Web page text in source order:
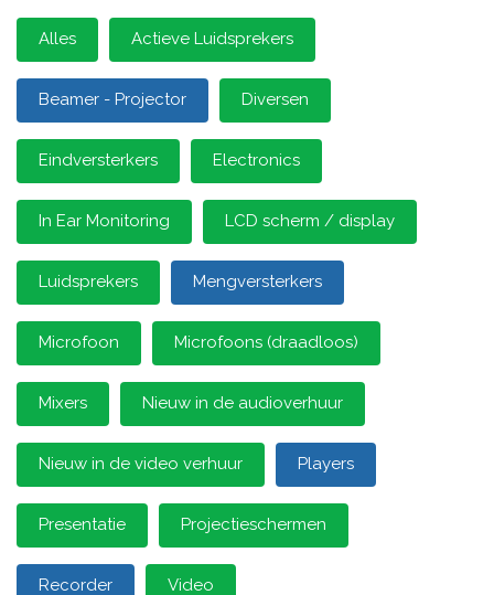
Alles Actieve Luidsprekers
Beamer - Projector Diversen
Eindversterkers Electronics
In Ear Monitoring LCD scherm / display
Luidsprekers Mengversterkers
Microfoon Microfoons (draadloos)
Mixers Nieuw in de audioverhuur
Nieuw in de video verhuur Players
Presentatie Projectieschermen
Recorder Video